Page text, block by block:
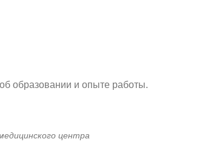
образовании и опыте работы.
центра